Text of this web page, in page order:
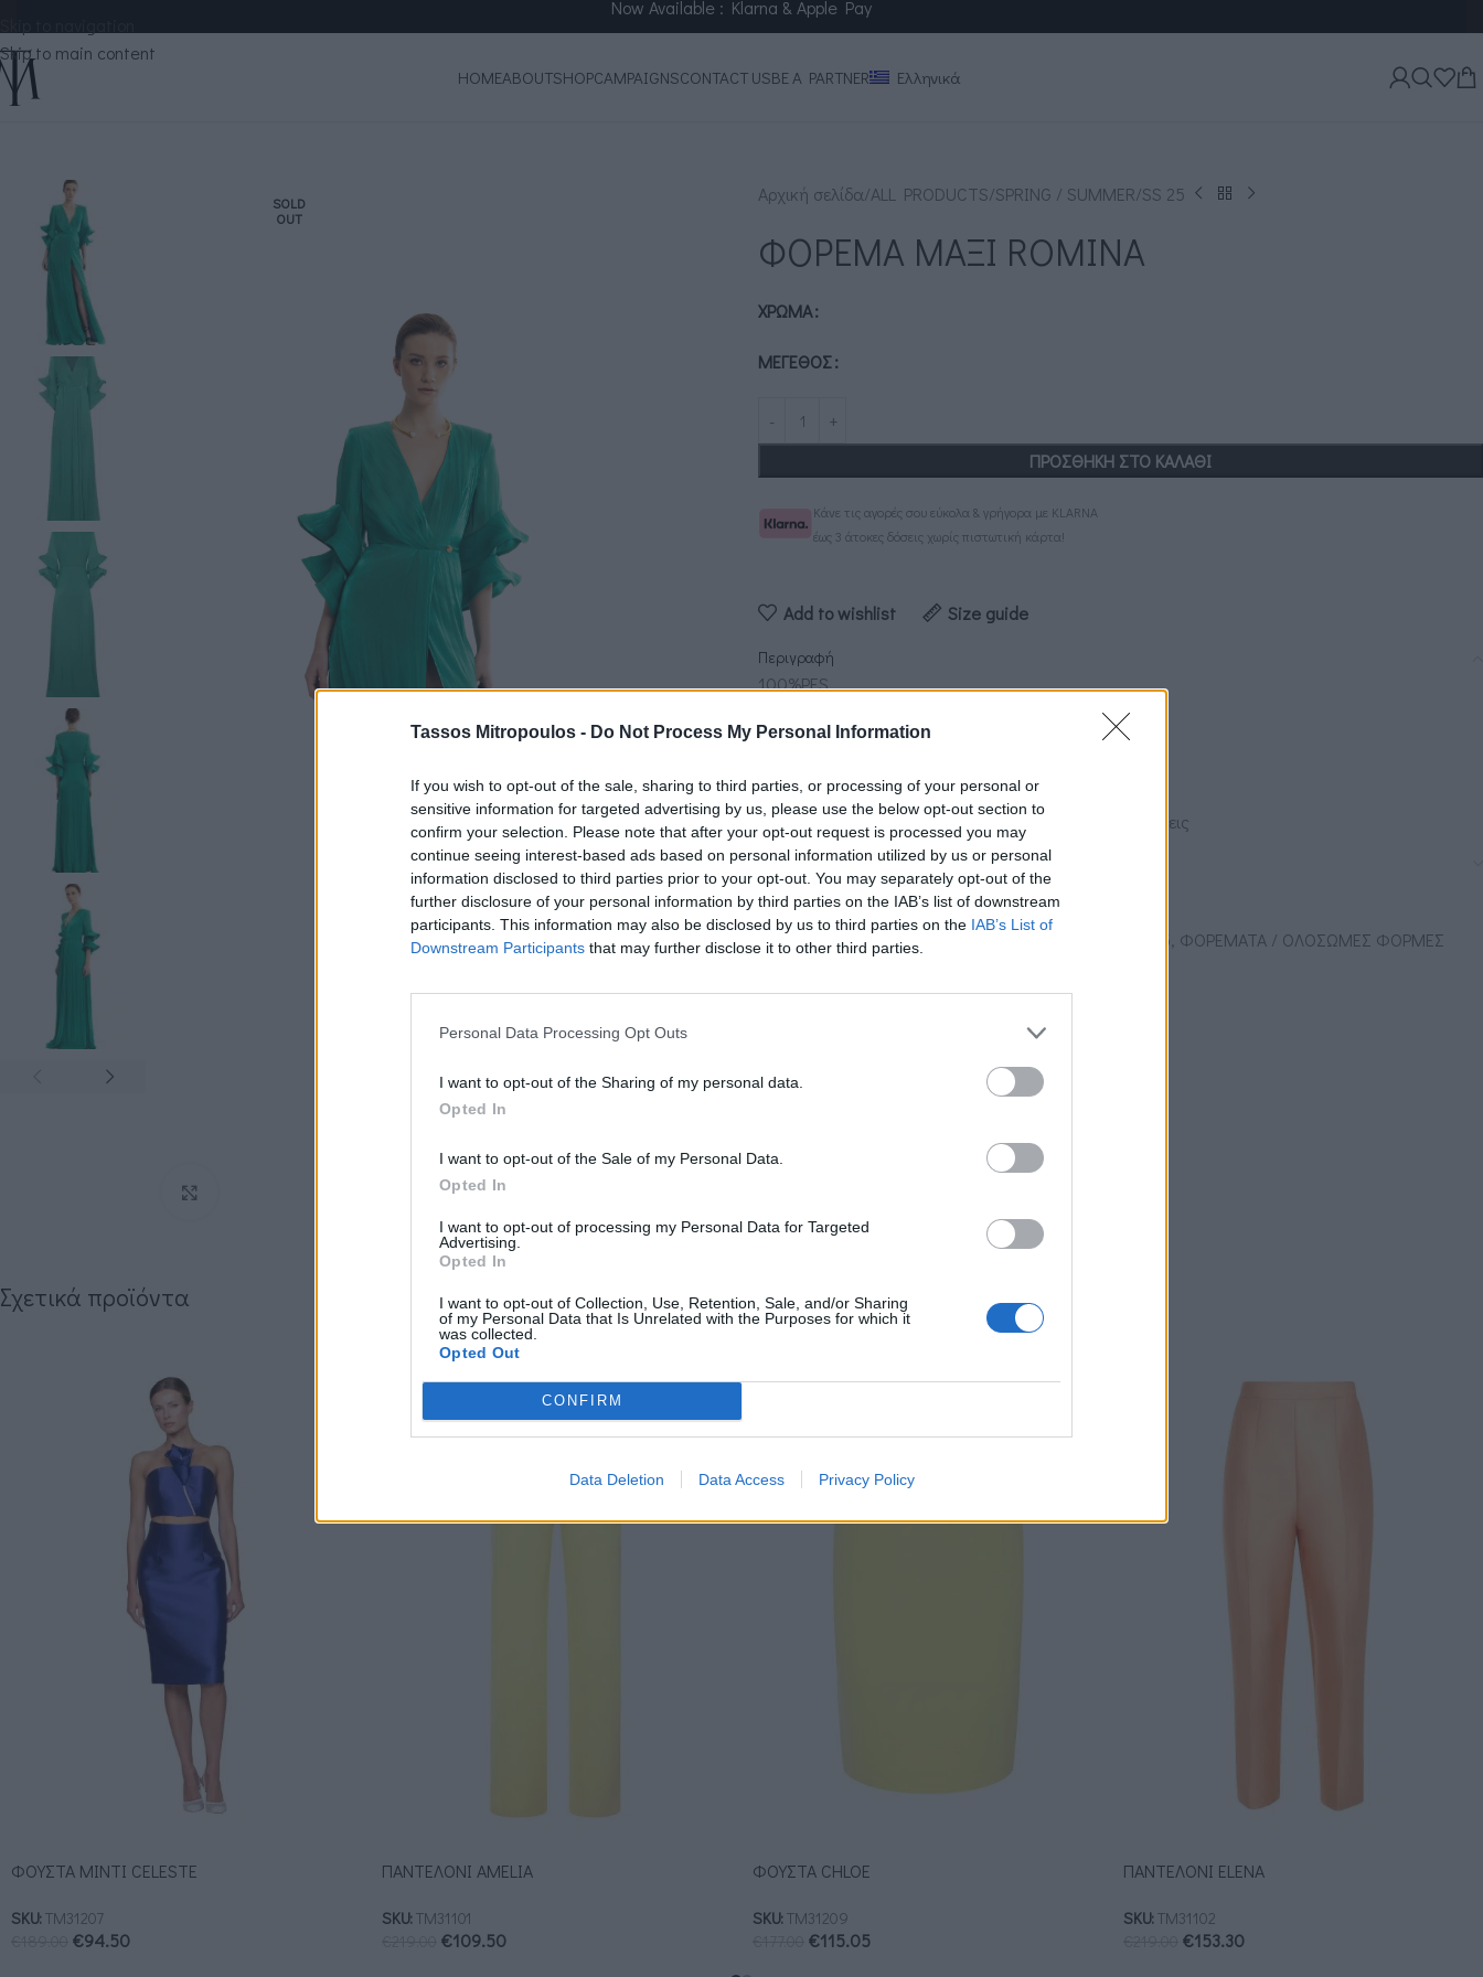
Tassos Mitropoulos - Do Not Process My Personal Information
If you wish to opt-out of the sale, sharing to third parties, or processing of your personal or
sensitive information for targeted advertising by us, please use the below opt-out section to
confirm your selection. Please note that after your opt-out request is processed you may
continue seeing interest-based ads based on personal information utilized by us or personal
information disclosed to third parties prior to your opt-out. You may separately opt-out of the
further disclosure of your personal information by third parties on the IAB’s list of downstream
participants. This information may also be disclosed by us to third parties on the IAB’s List of
Downstream Participants that may further disclose it to other third parties.
Personal Data Processing Opt Outs
I want to opt-out of the Sharing of my personal data.
Opted In
I want to opt-out of the Sale of my Personal Data.
Opted In
I want to opt-out of processing my Personal Data for Targeted
Advertising.
Opted In
I want to opt-out of Collection, Use, Retention, Sale, and/or Sharing
of my Personal Data that Is Unrelated with the Purposes for which it
was collected.
Opted Out
CONFIRM
Data Deletion Data Access Privacy Policy
Skip to main content
Now Available : Klarna & Apple Pay
HOMEABOUTSHOPCAMPAIGNSCONTACT USBE A PARTNER Ελληνικά
SOLD
OUT
Αρχική σελίδα ALL PRODUCTS SPRING / SUMMER SS 25
ΦΟΡΕΜΑ ΜΑΞΙ ROMINA
ΧΡΏΜΑ
ΜΈΓΕΘΟΣ
ΠΡΟΣΘΉΚΗ ΣΤΟ ΚΑΛΆΘΙ
Κάνε τις αγορές σου εύκολα & γρήγορα με KLARNA
έως 3 άτοκες δόσεις χωρίς πιστωτική κάρτα!
Add to wishlist Size guide
Περιγραφή
100%PES
Κρουαζέ σχέδιο που αγκαλιάζει τη σιλουέτα
Κουμπί-κόσμημα στο πλάι για διακριτική λάμψη
Ιδανική επιλογή για εκδηλώσεις και βραδινές εμφανίσεις
Δεν βρίσκω το νούμερο ή το χρώμα που επιθυμώ.
Κωδικός προϊόντος:ΤΜ33338
Κατηγορίες: ALL PRODUCTS SS 25 ΦΟΡΕΜΑΤΑ / ΟΛΟΣΩΜΕΣ ΦΟΡΜΕΣ
Σχετικά προϊόντα
ΦΟΥΣΤΑ ΜΙΝΤΙ CELESTE
SKU:ΤΜ31207
€94.50
ΠΑΝΤΕΛΟΝΙ AMELIA
SKU:ΤΜ31101
€109.50
ΦΟΥΣΤΑ CHLOE
SKU:ΤΜ31209
€115.05
ΠΑΝΤΕΛΟΝΙ ELENA
SKU:ΤΜ31102
€153.30